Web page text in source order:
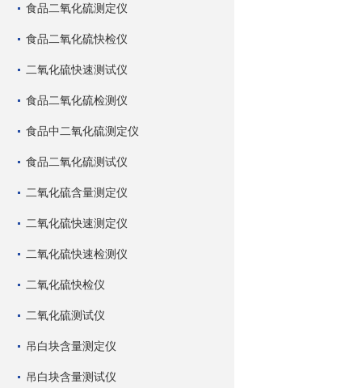
食品二氧化硫测定仪
食品二氧化硫快检仪
二氧化硫快速测试仪
食品二氧化硫检测仪
食品中二氧化硫测定仪
食品二氧化硫测试仪
二氧化硫含量测定仪
二氧化硫快速测定仪
二氧化硫快速检测仪
二氧化硫快检仪
二氧化硫测试仪
吊白块含量测定仪
吊白块含量测试仪